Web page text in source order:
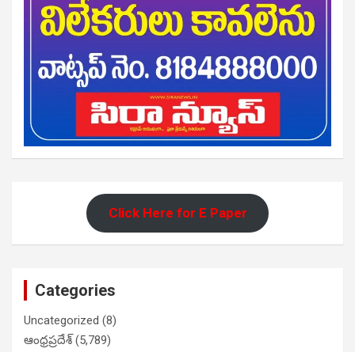
Click Here for E Paper
Categories
Uncategorized (8)
ఆంధ్రప్రదేశ్(5,789)